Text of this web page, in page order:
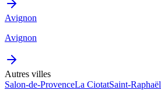
Avignon
Avignon
Autres villes
Salon-de-ProvenceLa CiotatSaint-Raphaël